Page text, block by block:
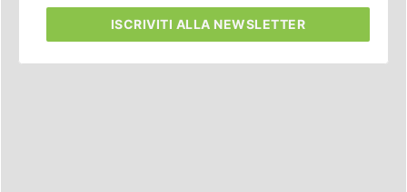
ISCRIVITI ALLA NEWSLETTER